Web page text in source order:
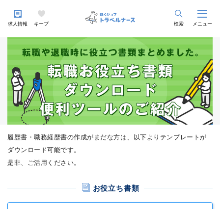
求人情報 キープ 検索 メニュー
履歴書・職務経歴書の作成がまだな方は、以下よりテンプレートが
ダウンロード可能です。
是非、ご活用ください。
お役立ち書類